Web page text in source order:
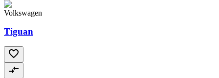
Volkswagen
Tiguan